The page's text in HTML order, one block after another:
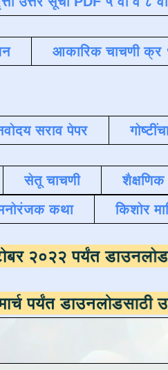
आकारिक चाचणी क्र
सराव पेपर
सेतू चाचणी शैक्षणिक
कथा किशोर
ऑक्टोबर २०२२
उपलब्ध ,